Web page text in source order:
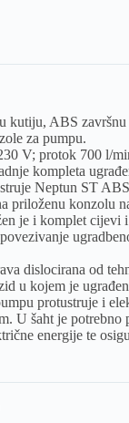
kutiju, ABS završnu
za pumpu.
V; protok 700 l/
kompleta
Neptun ST
priloženu konzolu
je i komplet cijevi
dislocirana od
u kojem je
protustruje i
U šaht je potrebno
energije te